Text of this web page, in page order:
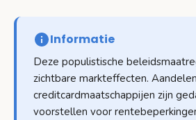
Informatie
Deze populistische
zichtbare markteffecten.
creditcardmaatschappijen zijn
voorstellen voor